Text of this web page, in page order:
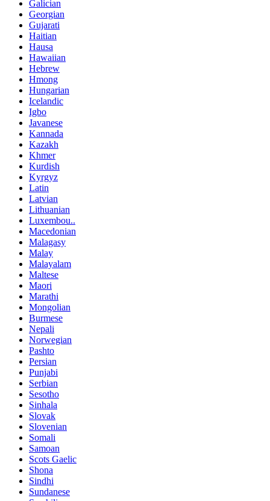
Galician
Georgian
Gujarati
Haitian
Hausa
Hawaiian
Hebrew
Hmong
Hungarian
Icelandic
Igbo
Javanese
Kannada
Kazakh
Khmer
Kurdish
Kyrgyz
Latin
Latvian
Lithuanian
Luxembou..
Macedonian
Malagasy
Malay
Malayalam
Maltese
Maori
Marathi
Mongolian
Burmese
Nepali
Norwegian
Pashto
Persian
Punjabi
Serbian
Sesotho
Sinhala
Slovak
Slovenian
Somali
Samoan
Scots Gaelic
Shona
Sindhi
Sundanese